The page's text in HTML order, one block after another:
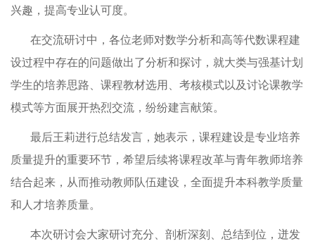
兴趣，提高专业认可度。
在交流研讨中，各位老师对数学分析和高等代数课程建
设过程中存在的问题做出了分析和探讨，就大类与强基计划
学生的培养思路、课程教材选用、考核模式以及讨论课教学
模式等方面展开热烈交流，纷纷建言献策。
最后王莉进行总结发言，她表示，课程建设是专业培养
质量提升的重要环节，希望后续将课程改革与青年教师培养
结合起来，从而推动教师队伍建设，全面提升本科教学质量
和人才培养质量。
本次研讨会大家研讨充分、剖析深刻、总结到位，迸发